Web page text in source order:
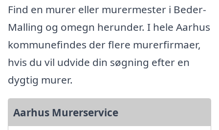
Find en murer eller murermester i Beder-
Malling og omegn herunder. I hele Aarhus
kommunefindes der flere murerfirmaer,
hvis du vil udvide din søgning efter en
dygtig murer.
Aarhus Murerservice